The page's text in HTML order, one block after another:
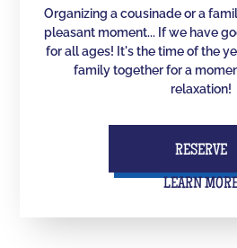
Organizing a cousinade or a
pleasant moment... If we have
for all ages! It's the time of the
family together for a
relaxation!
RESERVE
LEARN